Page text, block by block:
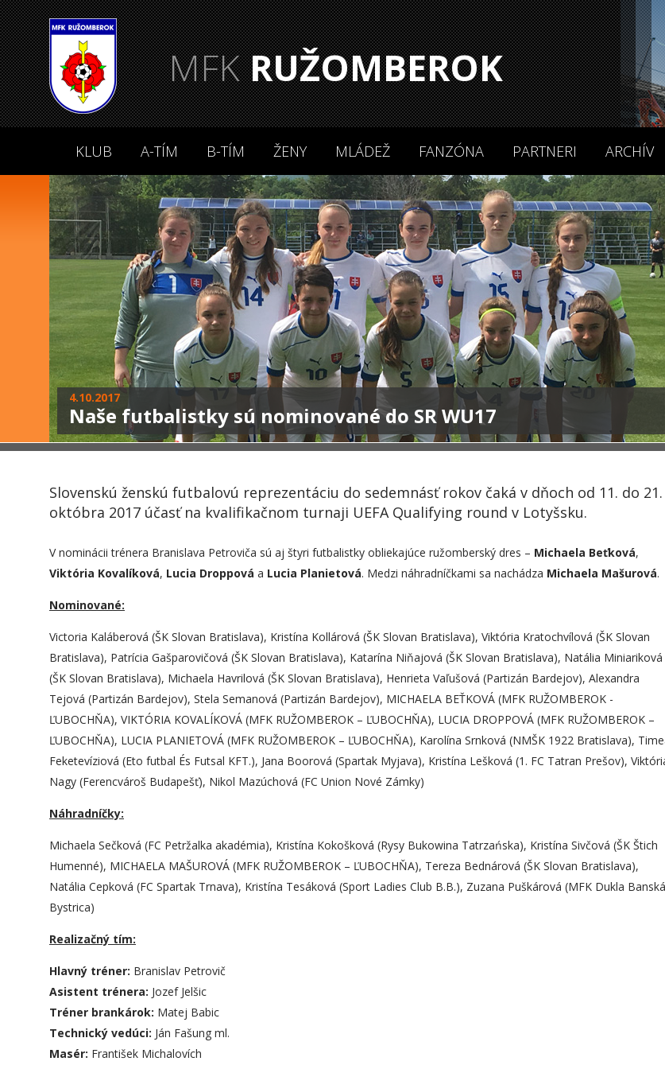
MFKRUŽOMBEROK
KLUB A-TÍM B-TÍM ŽENY MLÁDEŽ FANZÓNA PARTNERI ARCHÍV
4.10.2017
Naše futbalistky sú nominované do SR WU17
Slovenskú ženskú futbalovú reprezentáciu do sedemnásť rokov čaká v dňoch od 11. do 21.
októbra 2017 účasť na kvalifikačnom turnaji UEFA Qualifying round v Lotyšsku.
V nominácii trénera Branislava Petroviča sú aj štyri futbalistky obliekajúce ružomberský dres – Michaela Beťková,
Viktória Kovalíková, Lucia Droppová a Lucia Planietová. Medzi náhradníčkami sa nachádza Michaela Mašurová.
Nominované:
Victoria Kaláberová (ŠK Slovan Bratislava), Kristína Kollárová (ŠK Slovan Bratislava), Viktória Kratochvílová (ŠK Slovan
Bratislava), Patrícia Gašparovičová (ŠK Slovan Bratislava), Katarína Niňajová (ŠK Slovan Bratislava), Natália Miniariková
(ŠK Slovan Bratislava), Michaela Havrilová (ŠK Slovan Bratislava), Henrieta Vaľušová (Partizán Bardejov), Alexandra
Tejová (Partizán Bardejov), Stela Semanová (Partizán Bardejov), MICHAELA BEŤKOVÁ (MFK RUŽOMBEROK -
ĽUBOCHŇA), VIKTÓRIA KOVALÍKOVÁ (MFK RUŽOMBEROK – ĽUBOCHŇA), LUCIA DROPPOVÁ (MFK RUŽOMBEROK –
ĽUBOCHŇA), LUCIA PLANIETOVÁ (MFK RUŽOMBEROK – ĽUBOCHŇA), Karolína Srnková (NMŠK 1922 Bratislava),
Feketevíziová (Eto futbal És Futsal KFT.), Jana Boorová (Spartak Myjava), Kristína Lešková (1. FC Tatran Prešov),
Nagy (Ferencvároš Budapešť), Nikol Mazúchová (FC Union Nové Zámky)
Náhradníčky:
Michaela Sečková (FC Petržalka akadémia), Kristína Kokošková (Rysy Bukowina Tatrzańska), Kristína Sivčová (ŠK Štich
Humenné), MICHAELA MAŠUROVÁ (MFK RUŽOMBEROK – ĽUBOCHŇA), Tereza Bednárová (ŠK Slovan Bratislava),
Natália Cepková (FC Spartak Trnava), Kristína Tesáková (Sport Ladies Club B.B.), Zuzana Puškárová (MFK Dukla Banská
Bystrica)
Realizačný tím:
Hlavný tréner: Branislav Petrovič
Asistent trénera: Jozef Jelšic
Tréner brankárok: Matej Babic
Technický vedúci: Ján Fašung ml.
Masér: František Michalovích